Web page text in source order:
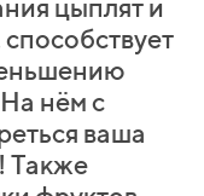
цыплят и
нём с
ваша
Также